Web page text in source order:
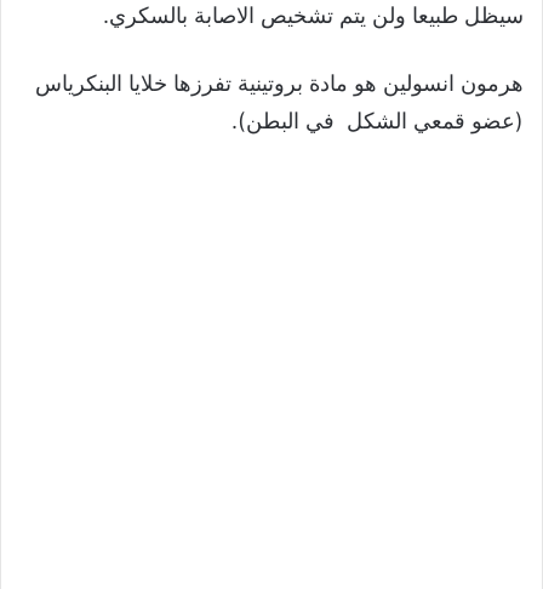
سيظل طبيعا ولن يتم تشخيص الاصابة بالسكري.
هرمون انسولين هو مادة بروتينية تفرزها خلايا البنكرياس
(عضو قمعي الشكل في البطن).